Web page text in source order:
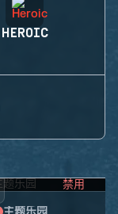
HEROIC
禁用